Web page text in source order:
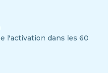
l'activation dans les 60